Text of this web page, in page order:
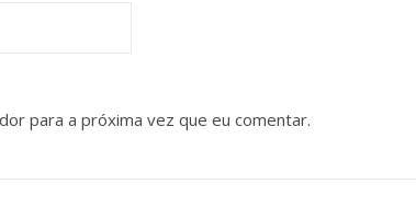
para a próxima vez que eu comentar.